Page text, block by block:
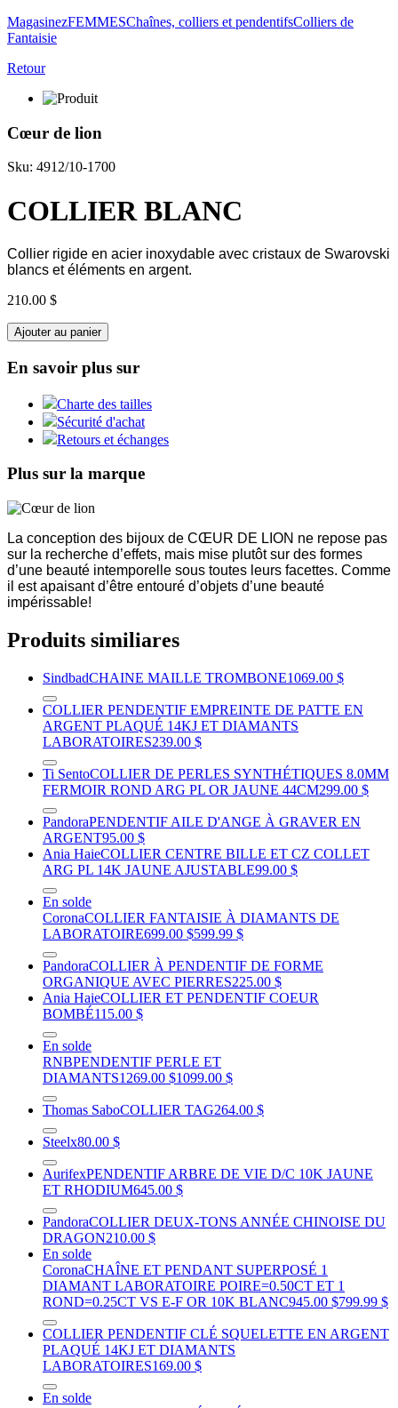
MagasinezFEMMESChaînes, colliers et pendentifsColliers de
Fantaisie
Retour
Cœur de lion
Sku: 4912/10-1700
COLLIER BLANC
Collier rigide en acier inoxydable avec cristaux de Swarovski
blancs et éléments en argent.
210.00 $
Ajouter au panier
En savoir plus sur
Charte des tailles
Sécurité d'achat
Retours et échanges
Plus sur la marque
La conception des bijoux de CŒUR DE LION ne repose pas
sur la recherche d’effets, mais mise plutôt sur des formes
d’une beauté intemporelle sous toutes leurs facettes. Comme
il est apaisant d’être entouré d’objets d’une beauté
impérissable!
Produits similiares
SindbadCHAINE MAILLE TROMBONE1069.00 $
COLLIER PENDENTIF EMPREINTE DE PATTE EN
ARGENT PLAQUÉ 14KJ ET DIAMANTS
LABORATOIRES239.00 $
Ti SentoCOLLIER DE PERLES SYNTHÉTIQUES 8.0MM
FERMOIR ROND ARG PL OR JAUNE 44CM299.00 $
PandoraPENDENTIF AILE D'ANGE À GRAVER EN
ARGENT95.00 $
Ania HaieCOLLIER CENTRE BILLE ET CZ COLLET
ARG PL 14K JAUNE AJUSTABLE99.00 $
En solde
CoronaCOLLIER FANTAISIE À DIAMANTS DE
LABORATOIRE699.00 $599.99 $
PandoraCOLLIER À PENDENTIF DE FORME
ORGANIQUE AVEC PIERRES225.00 $
Ania HaieCOLLIER ET PENDENTIF COEUR
BOMBÉ115.00 $
En solde
RNBPENDENTIF PERLE ET
DIAMANTS1269.00 $1099.00 $
Thomas SaboCOLLIER TAG264.00 $
Steelx80.00 $
AurifexPENDENTIF ARBRE DE VIE D/C 10K JAUNE
ET RHODIUM645.00 $
PandoraCOLLIER DEUX-TONS ANNÉE CHINOISE DU
DRAGON210.00 $
En solde
CoronaCHAÎNE ET PENDANT SUPERPOSÉ 1
DIAMANT LABORATOIRE POIRE=0.50CT ET 1
ROND=0.25CT VS E-F OR 10K BLANC945.00 $799.99 $
COLLIER PENDENTIF CLÉ SQUELETTE EN ARGENT
PLAQUÉ 14KJ ET DIAMANTS
LABORATOIRES169.00 $
En solde